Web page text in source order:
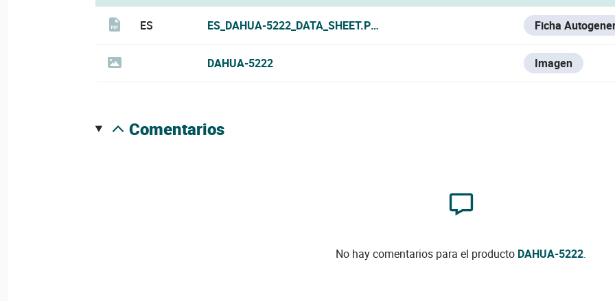
ES ES_DAHUA-5222_DATA_SHEET.PDF Ficha
DAHUA-5222 Imagen
comentarios
No hay comentarios para el producto DAHUA-5222.